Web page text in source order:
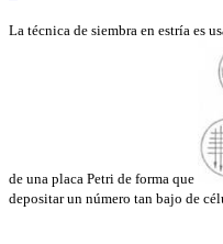
La técnica de siembra en estría es
de una placa Petri de forma que
depositar un número tan bajo de